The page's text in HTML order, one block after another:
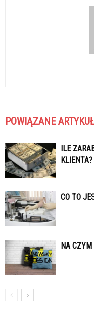
POWIĄZANE
ILE
KLIENTA?
CO TO
NA CZYM